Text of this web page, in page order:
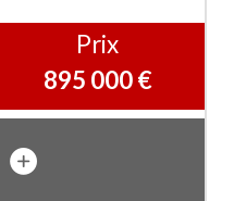
Prix
895 000 €